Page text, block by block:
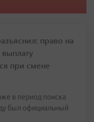
право на
при смене
в период поиска
был официальный